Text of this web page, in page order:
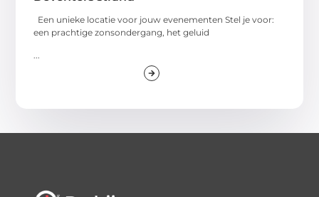
Een unieke locatie voor jouw evenementen Stel je voor:
een prachtige zonsondergang, het geluid